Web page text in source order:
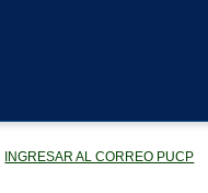
INGRESAR AL CORREO PUCP